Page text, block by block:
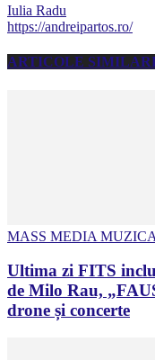
Iulia Radu
https://andreipartos.ro/
ARTICOLE
MASS MEDIA
Ultima zi FITS
de Milo Rau,
drone și concerte